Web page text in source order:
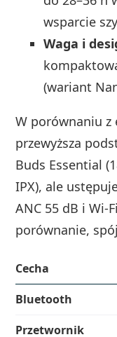
wsparcie
Waga i
(wariant
W porównaniu z
przewyższa
Buds Essential
IPX), ale
ANC 55 dB i
porównanie,
Cecha
Bluetooth
Przetwornik